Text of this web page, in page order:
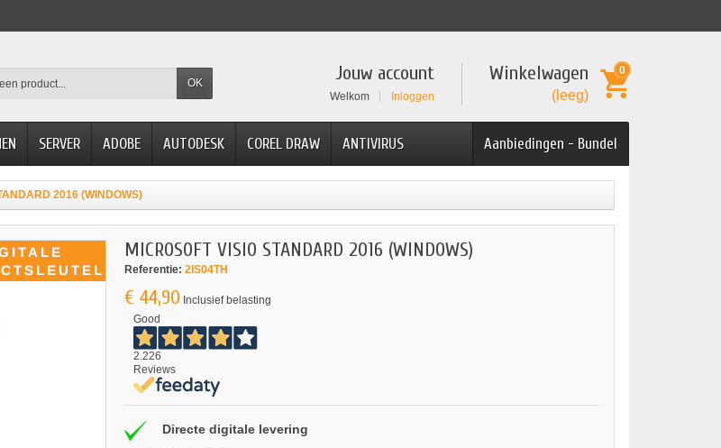
OK Winkelwagen
(leeg)
0
Jouw account
Welkom Inloggen
Aanbiedingen - Bundel
SERVER ADOBE AUTODESK COREL DRAW ANTIVIRUS
2016 (WINDOWS)
MICROSOFT VISIO STANDARD 2016 (WINDOWS)
Referentie: 2IS04TH
€ 44,90 Inclusief belasting
Good
2.226
Reviews
Directe digitale levering